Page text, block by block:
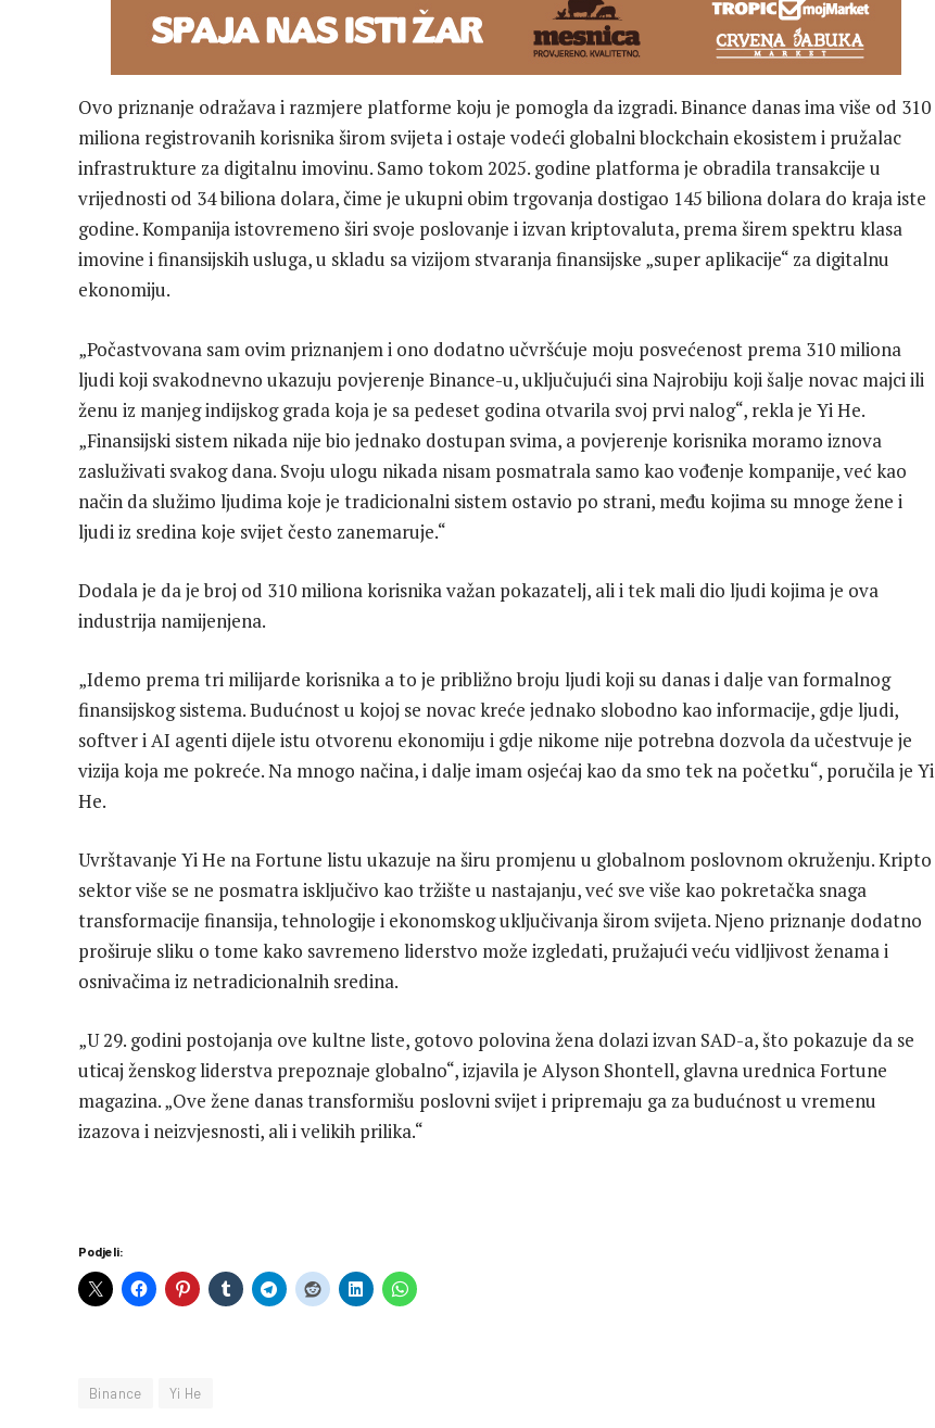
Ovo priznanje odražava i razmjere platforme koju je pomogla da izgradi. Binance danas ima više od 310
miliona registrovanih korisnika širom svijeta i ostaje vodeći globalni blockchain ekosistem i pružalac
infrastrukture za digitalnu imovinu. Samo tokom 2025. godine platforma je obradila transakcije u
vrijednosti od 34 biliona dolara, čime je ukupni obim trgovanja dostigao 145 biliona dolara do kraja iste
godine. Kompanija istovremeno širi svoje poslovanje i izvan kriptovaluta, prema širem spektru klasa
imovine i finansijskih usluga, u skladu sa vizijom stvaranja finansijske „super aplikacije“ za digitalnu
ekonomiju.
„Počastvovana sam ovim priznanjem i ono dodatno učvršćuje moju posvećenost prema 310 miliona
ljudi koji svakodnevno ukazuju povjerenje Binance-u, uključujući sina Najrobiju koji šalje novac majci ili
ženu iz manjeg indijskog grada koja je sa pedeset godina otvarila svoj prvi nalog“, rekla je Yi He.
„Finansijski sistem nikada nije bio jednako dostupan svima, a povjerenje korisnika moramo iznova
zasluživati svakog dana. Svoju ulogu nikada nisam posmatrala samo kao vođenje kompanije, već kao
način da služimo ljudima koje je tradicionalni sistem ostavio po strani, među kojima su mnoge žene i
ljudi iz sredina koje svijet često zanemaruje.“
Dodala je da je broj od 310 miliona korisnika važan pokazatelj, ali i tek mali dio ljudi kojima je ova
industrija namijenjena.
„Idemo prema tri milijarde korisnika a to je približno broju ljudi koji su danas i dalje van formalnog
finansijskog sistema. Budućnost u kojoj se novac kreće jednako slobodno kao informacije, gdje ljudi,
softver i AI agenti dijele istu otvorenu ekonomiju i gdje nikome nije potrebna dozvola da učestvuje je
vizija koja me pokreće. Na mnogo načina, i dalje imam osjećaj kao da smo tek na početku“, poručila je Yi
He.
Uvrštavanje Yi He na Fortune listu ukazuje na širu promjenu u globalnom poslovnom okruženju. Kripto
sektor više se ne posmatra isključivo kao tržište u nastajanju, već sve više kao pokretačka snaga
transformacije finansija, tehnologije i ekonomskog uključivanja širom svijeta. Njeno priznanje dodatno
proširuje sliku o tome kako savremeno liderstvo može izgledati, pružajući veću vidljivost ženama i
osnivačima iz netradicionalnih sredina.
„U 29. godini postojanja ove kultne liste, gotovo polovina žena dolazi izvan SAD-a, što pokazuje da se
uticaj ženskog liderstva prepoznaje globalno“, izjavila je Alyson Shontell, glavna urednica Fortune
magazina. „Ove žene danas transformišu poslovni svijet i pripremaju ga za budućnost u vremenu
izazova i neizvjesnosti, ali i velikih prilika.“
Podjeli:
Binance Yi He